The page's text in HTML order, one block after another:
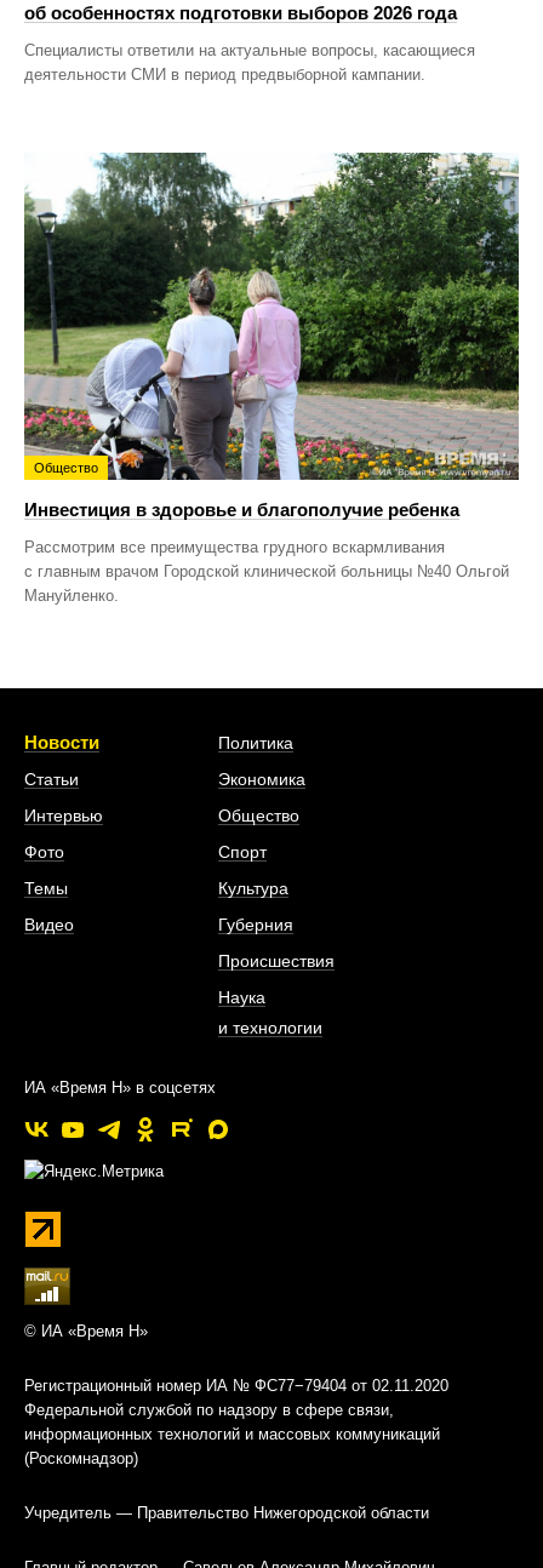
об особенностях подготовки выборов 2026 года
Специалисты ответили на актуальные вопросы, касающиеся
деятельности СМИ в период предвыборной кампании.
Общество
Инвестиция в здоровье и благополучие ребенка
Рассмотрим все преимущества грудного вскармливания
с главным врачом Городской клинической больницы №40 Ольгой
Мануйленко.
Новости
Статьи
Интервью
Фото
Темы
Видео
Политика
Экономика
Общество
Спорт
Культура
Губерния
Происшествия
Наука
и технологии
ИА «Время Н» в соцсетях
© ИА «Время Н»
Регистрационный номер ИА № ФС77−79404 от 02.11.2020
Федеральной службой по надзору в сфере связи,
информационных технологий и массовых коммуникаций
(Роскомнадзор)
Учредитель — Правительство Нижегородской области